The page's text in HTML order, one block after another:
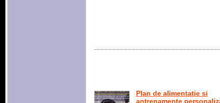
Plan de alimentatie si
antrenamente